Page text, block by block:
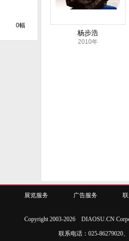
杨步浩
2010年
0幅
展览服务 广告服务
Copyright 2003-2026 DIAOSU.CN
联系电话：025-86279020